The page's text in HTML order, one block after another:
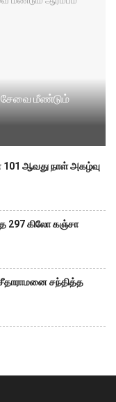
சேவை மீண்டும்
101 ஆவது நாள் அகழ்வு
297 கிலோ கஞ்சா
சீதாராமனை சந்தித்த